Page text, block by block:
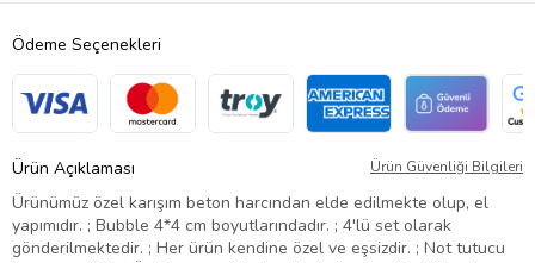
Ödeme Seçenekleri
Ürün Açıklaması Ürün Güvenliği Bilgileri
Ürünümüz özel karışım beton harcından elde edilmekte olup, el
yapımıdır. ; Bubble 4*4 cm boyutlarındadır. ; 4'lü set olarak
gönderilmektedir. ; Her ürün kendine özel ve eşsizdir. ; Not tutucu